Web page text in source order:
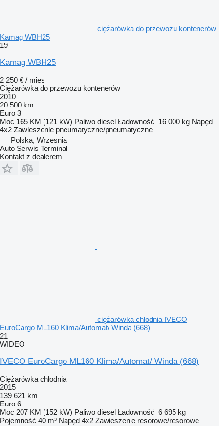
ciężarówka do przewozu kontenerów
Kamag WBH25
19
Kamag WBH25
2 250 € / mies
Ciężarówka do przewozu kontenerów
2010
20 500 km
Euro 3
Moc 165 KM (121 kW) Paliwo diesel Ładowność 16 000 kg Napęd
4x2 Zawieszenie pneumatyczne/pneumatyczne
Polska, Wrzesnia
Auto Serwis Terminal
Kontakt z dealerem
ciężarówka chłodnia IVECO
EuroCargo ML160 Klima/Automat/ Winda (668)
21
WIDEO
IVECO EuroCargo ML160 Klima/Automat/ Winda (668)
Ciężarówka chłodnia
2015
139 621 km
Euro 6
Moc 207 KM (152 kW) Paliwo diesel Ładowność 6 695 kg
Pojemność 40 m³ Napęd 4x2 Zawieszenie resorowe/resorowe